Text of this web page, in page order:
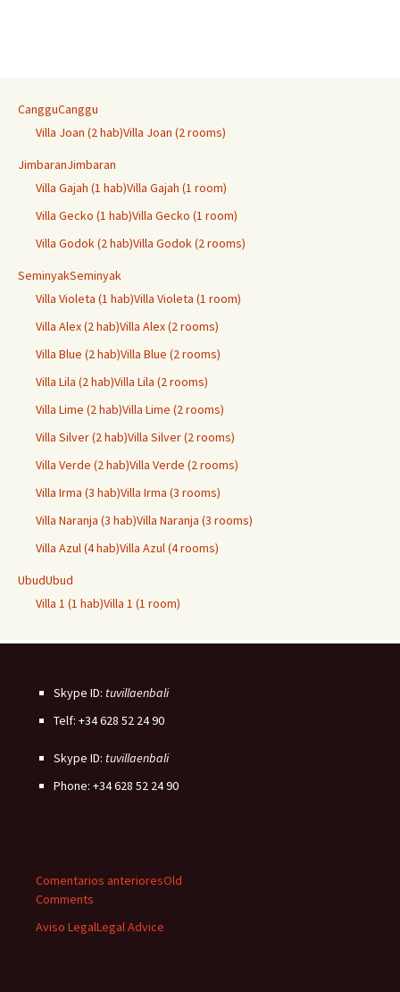
CangguCanggu
Villa Joan (2 hab)Villa Joan (2 rooms)
JimbaranJimbaran
Villa Gajah (1 hab)Villa Gajah (1 room)
Villa Gecko (1 hab)Villa Gecko (1 room)
Villa Godok (2 hab)Villa Godok (2 rooms)
SeminyakSeminyak
Villa Violeta (1 hab)Villa Violeta (1 room)
Villa Alex (2 hab)Villa Alex (2 rooms)
Villa Blue (2 hab)Villa Blue (2 rooms)
Villa Lila (2 hab)Villa Lila (2 rooms)
Villa Lime (2 hab)Villa Lime (2 rooms)
Villa Silver (2 hab)Villa Silver (2 rooms)
Villa Verde (2 hab)Villa Verde (2 rooms)
Villa Irma (3 hab)Villa Irma (3 rooms)
Villa Naranja (3 hab)Villa Naranja (3 rooms)
Villa Azul (4 hab)Villa Azul (4 rooms)
UbudUbud
Villa 1 (1 hab)Villa 1 (1 room)
Skype ID: tuvillaenbali
Telf: +34 628 52 24 90
Skype ID: tuvillaenbali
Phone: +34 628 52 24 90
Comentarios anterioresOld
Comments
Aviso LegalLegal Advice